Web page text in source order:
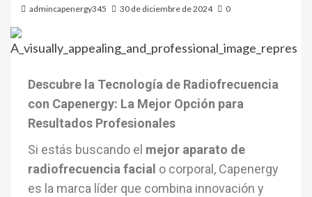
admincapenergy345 30 de diciembre de 2024 0
Descubre la Tecnología de Radiofrecuencia
con Capenergy: La Mejor Opción para
Resultados Profesionales
Si estás buscando el mejor aparato de
radiofrecuencia facial o corporal, Capenergy
es la marca líder que combina innovación y